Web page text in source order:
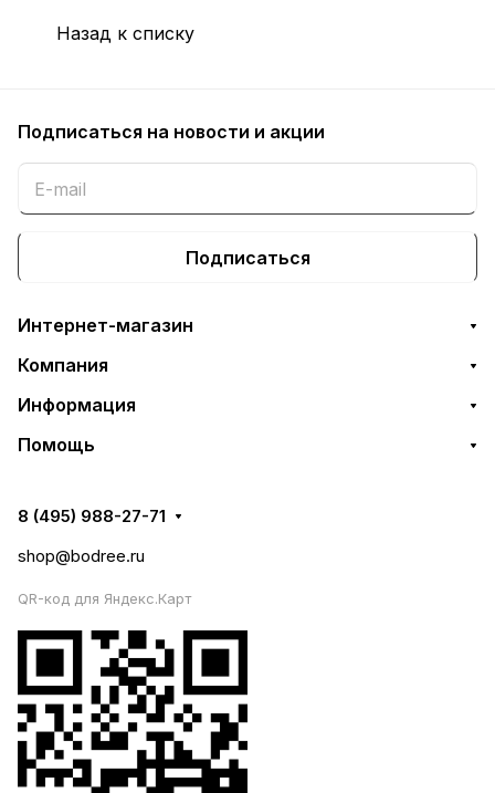
Назад к списку
Подписаться на новости и акции
Подписаться
Интернет-магазин
Компания
Информация
Помощь
8 (495) 988-27-71
shop@bodree.ru
QR-код для Яндекс.Карт